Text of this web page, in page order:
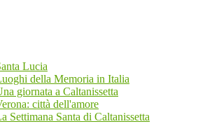
Lucia
della Memoria in Italia
giornata a Caltanissetta
città dell'amore
Settimana Santa di Caltanissetta